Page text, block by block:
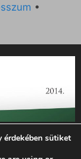
•
működésének
támogatási
támogatta az
sütiket